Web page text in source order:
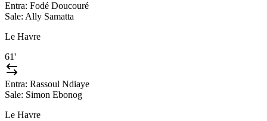
Entra: Fodé Doucouré
Sale: Ally Samatta
Le Havre
61'
Entra: Rassoul Ndiaye
Sale: Simon Ebonog
Le Havre